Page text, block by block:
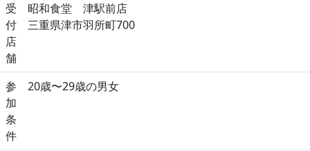
受
付
店
舗
昭和食堂 津駅前店
三重県津市羽所町700
参
加
条
件
20歳〜29歳の男女